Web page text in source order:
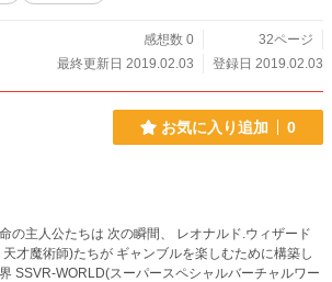
感想数 0
32ページ
最終更新日 2019.02.03
登録日 2019.02.03
お気に入り追加 0
の主人公たちは 次の瞬間、 レオナルド.ウィザード
才魔術師)たちが ギャンブルを楽しむために構築し
SSVR-WORLD(スーパースペシャルバーチャルワー